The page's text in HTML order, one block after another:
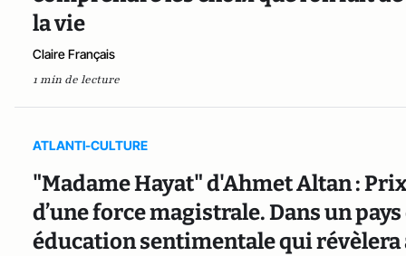
la vie
Claire Français
1 min de lecture
ATLANTI-CULTURE
"Madame Hayat" d'Ahmet Altan :
d’une force magistrale. Dans un
éducation sentimentale qui